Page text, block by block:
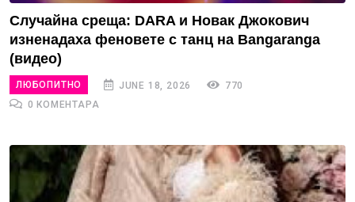
Случайна среща: DARA и Новак Джокович
изненадаха феновете с танц на Bangaranga
(видео)
ЛЮБОПИТНО JUNE 18, 2026
770
0 КОМЕНТАРА